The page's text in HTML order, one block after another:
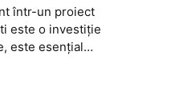
într-un proiect
este o investiție
este esențial…